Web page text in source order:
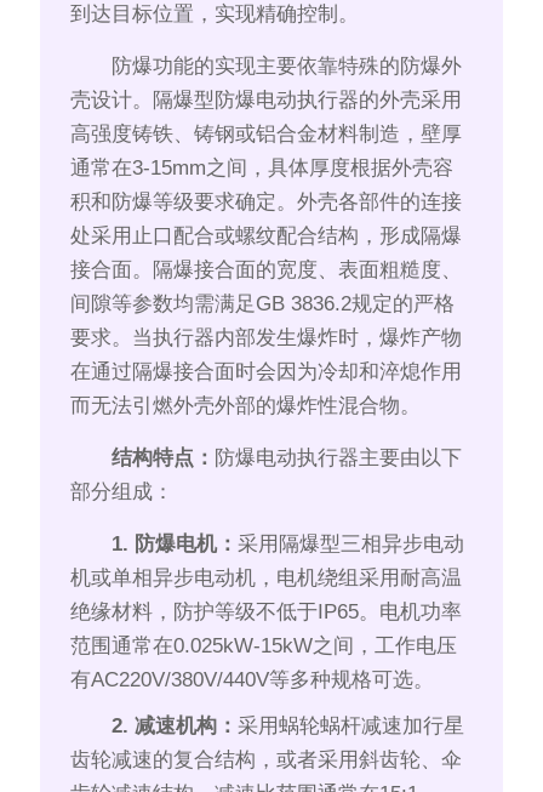
到达目标位置，实现精确控制。
防爆功能的实现主要依靠特殊的防爆外
壳设计。隔爆型防爆电动执行器的外壳采用
高强度铸铁、铸钢或铝合金材料制造，壁厚
通常在3-15mm之间，具体厚度根据外壳容
积和防爆等级要求确定。外壳各部件的连接
处采用止口配合或螺纹配合结构，形成隔爆
接合面。隔爆接合面的宽度、表面粗糙度、
间隙等参数均需满足GB 3836.2规定的严格
要求。当执行器内部发生爆炸时，爆炸产物
在通过隔爆接合面时会因为冷却和淬熄作用
而无法引燃外壳外部的爆炸性混合物。
结构特点： 防爆电动执行器主要由以下
部分组成：
1. 防爆电机： 采用隔爆型三相异步电动
机或单相异步电动机，电机绕组采用耐高温
绝缘材料，防护等级不低于IP65。电机功率
范围通常在0.025kW-15kW之间，工作电压
有AC220V/380V/440V等多种规格可选。
2. 减速机构： 采用蜗轮蜗杆减速加行星
齿轮减速的复合结构，或者采用斜齿轮、伞